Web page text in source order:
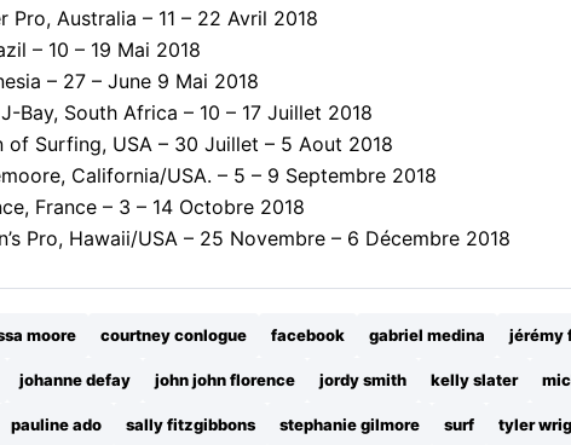
Pro, Australia – 11 – 22 Avril 2018
– 10 – 19 Mai 2018
– 27 – June 9 Mai 2018
Bay, South Africa – 10 – 17 Juillet 2018
of Surfing, USA – 30 Juillet – 5 Aout 2018
California/USA. – 5 – 9 Septembre 2018
France – 3 – 14 Octobre 2018
Pro, Hawaii/USA – 25 Novembre – 6 Décembre 2018
moore courtney conlogue facebook gabriel medina jérémy
johanne defay john john florence jordy smith kelly slater
pauline ado sally fitzgibbons stephanie gilmore surf tyler